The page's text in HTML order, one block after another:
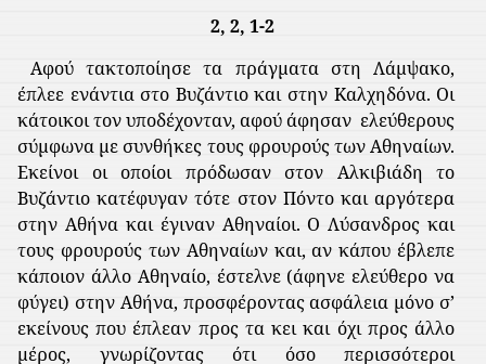
2, 2, 1-2
Αφού τακτοποίησε τα πράγματα στη Λάμψακο,
έπλεε ενάντια στο Βυζάντιο και στην Καλχηδόνα. Οι
κάτοικοι τον υποδέχονταν, αφού άφησαν ελεύθερους
σύμφωνα με συνθήκες τους φρουρούς των Αθηναίων.
Εκείνοι οι οποίοι πρόδωσαν στον Αλκιβιάδη το
Βυζάντιο κατέφυγαν τότε στον Πόντο και αργότερα
στην Αθήνα και έγιναν Αθηναίοι. Ο Λύσανδρος και
τους φρουρούς των Αθηναίων και, αν κάπου έβλεπε
κάποιον άλλο Αθηναίο, έστελνε (άφηνε ελεύθερο να
φύγει) στην Αθήνα, προσφέροντας ασφάλεια μόνο σ’
εκείνους που έπλεαν προς τα κει και όχι προς άλλο
μέρος, γνωρίζοντας ότι όσο περισσότεροι